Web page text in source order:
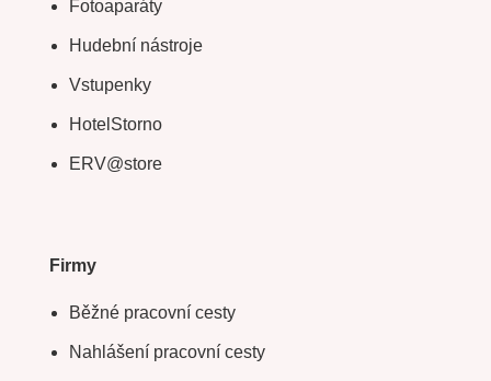
Fotoaparáty
Hudební nástroje
Vstupenky
HotelStorno
ERV@store
Firmy
Běžné pracovní cesty
Nahlášení pracovní cesty